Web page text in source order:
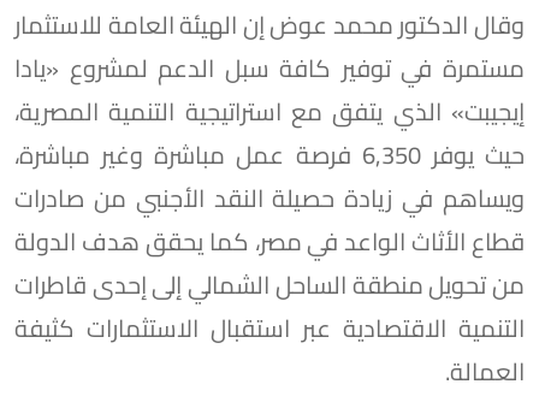
وقال الدكتور محمد عوض إن الهيئة العامة للاستثمار
مستمرة في توفير كافة سبل الدعم لمشروع «يادا
إيجيبت» الذي يتفق مع استراتيجية التنمية المصرية،
حيث يوفر 6,350 فرصة عمل مباشرة وغير مباشرة،
ويساهم في زيادة حصيلة النقد الأجنبي من صادرات
قطاع الأثاث الواعد في مصر، كما يحقق هدف الدولة
من تحويل منطقة الساحل الشمالي إلى إحدى قاطرات
التنمية الاقتصادية عبر استقبال الاستثمارات كثيفة
العمالة.